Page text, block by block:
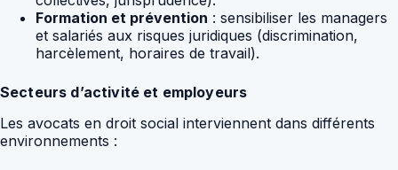
Formation et prévention : sensibiliser les managers
et salariés aux risques juridiques (discrimination,
harcèlement, horaires de travail).
Secteurs d’activité et employeurs
Les avocats en droit social interviennent dans différents
environnements :